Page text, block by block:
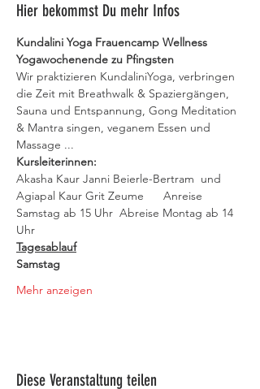
Hier bekommst Du mehr Infos
Kundalini Yoga Frauencamp Wellness
Yogawochenende zu Pfingsten
Wir praktizieren KundaliniYoga, verbringen
die Zeit mit Breathwalk & Spaziergängen,
Sauna und Entspannung, Gong Meditation
& Mantra singen, veganem Essen und
Massage ...
Kursleiterinnen:
Akasha Kaur Janni Beierle-Bertram  und
Agiapal Kaur Grit Zeume      Anreise
Samstag ab 15 Uhr  Abreise Montag ab 14
Uhr
Tagesablauf
Samstag
Mehr anzeigen
Diese Veranstaltung teilen